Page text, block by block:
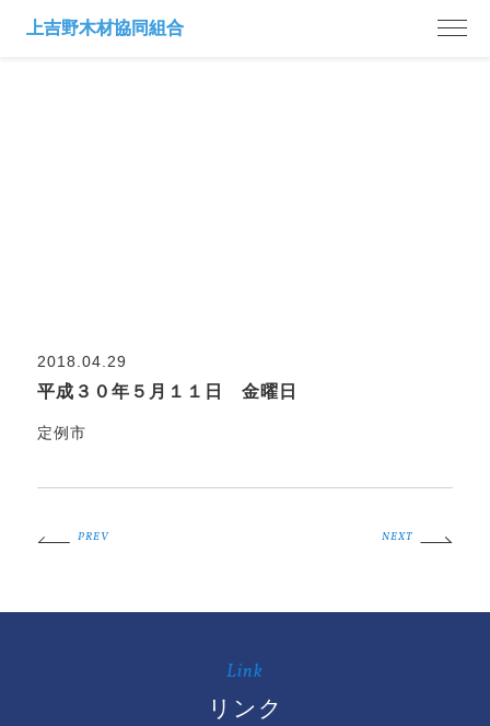
2018.04.29
平成３０年５月１１日 金曜日
定例市
PREV NEXT
Link
リンク